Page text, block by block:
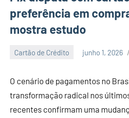
preferência em
mostra estudo
Cartão de Crédito junho 1, 2026
O cenário de pagamentos no
transformação radical nos
recentes confirmam uma